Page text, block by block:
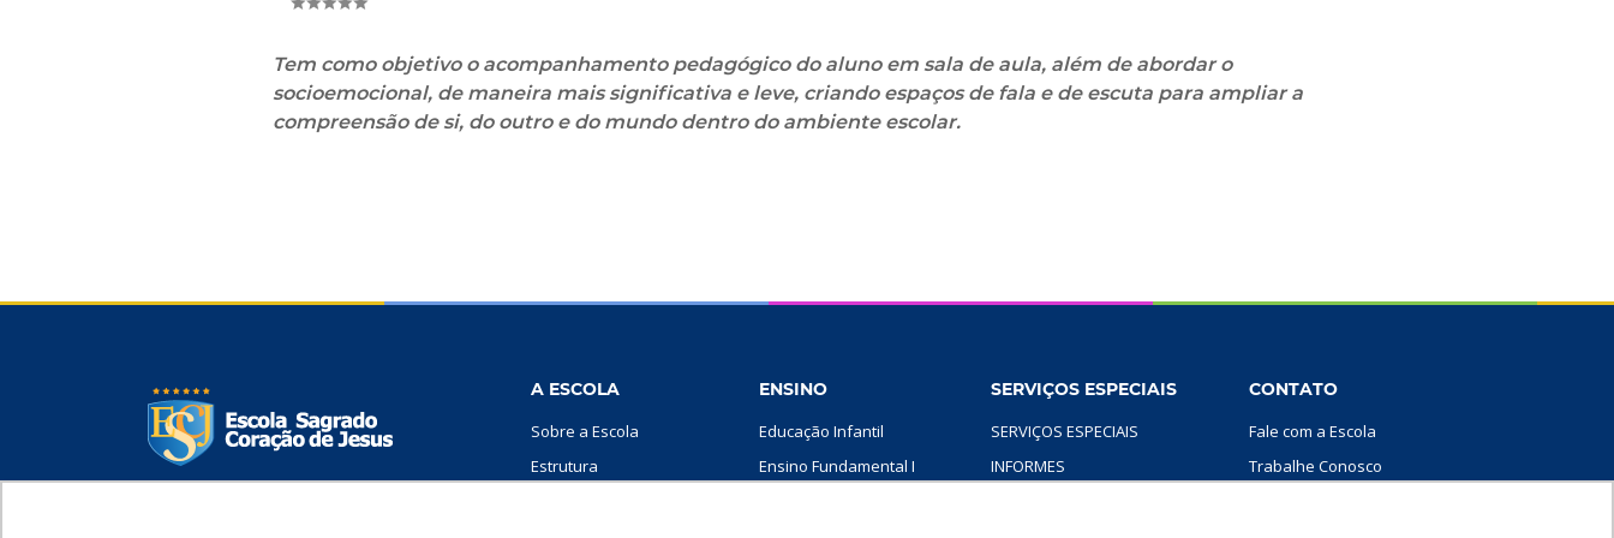
Tem como objetivo o acompanhamento pedagógico do aluno em sala de aula, além de abordar o
socioemocional, de maneira mais significativa e leve, criando espaços de fala e de escuta para ampliar a
compreensão de si, do outro e do mundo dentro do ambiente escolar.
A ESCOLA
Sobre a Escola
Estrutura
ENSINO
Educação Infantil
Ensino Fundamental I
SERVIÇOS ESPECIAIS
SERVIÇOS ESPECIAIS
INFORMES
CONTATO
Fale com a Escola
Trabalhe Conosco